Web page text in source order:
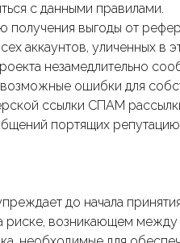
с данными правилами.
получения выгоды от
аккаунтов, уличенных в
незамедлительно
возможные ошибки для
ссылки СПАМ
портящих репутацию
до начала
риске, возникающем